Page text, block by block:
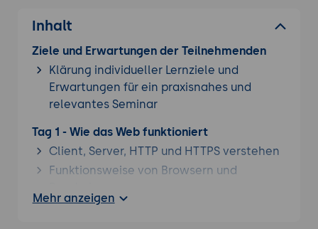
Inhalt
Ziele und Erwartungen der Teilnehmenden
Klärung individueller Lernziele und
Erwartungen für ein praxisnahes und
relevantes Seminar
Tag 1 - Wie das Web funktioniert
Client, Server, HTTP und HTTPS verstehen
Funktionsweise von Browsern und
Einführung in DevTools
Mehr anzeigen